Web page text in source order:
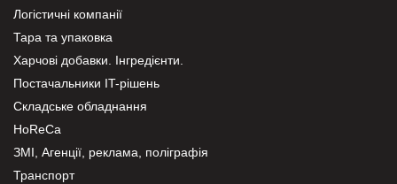
Логістичні компанії
Тара та упаковка
Харчові добавки. Інгредієнти.
Постачальники IT-рішень
Складське обладнання
HoReCa
ЗМІ, Агенції, реклама, поліграфія
Транспорт